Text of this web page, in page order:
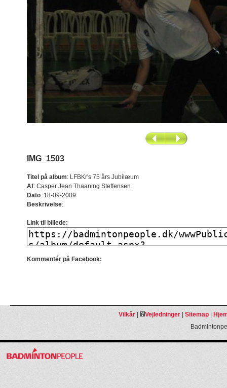
IMG_1503
Titel på album: LFBKr's 75 års Jubilæum
Af: Casper Jean Thaaning Steffensen
Dato: 18-09-2009
Beskrivelse:
Link til billede:
Kommentér på Facebook:
Vilkår| Vejledninger| Sitemap|